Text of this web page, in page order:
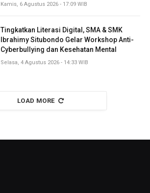
Kamis, 6 Agustus 2026 - 17:09 WIB
Tingkatkan Literasi Digital, SMA & SMK
Ibrahimy Situbondo Gelar Workshop Anti-
Cyberbullying dan Kesehatan Mental
Selasa, 4 Agustus 2026 - 14:33 WIB
LOAD MORE